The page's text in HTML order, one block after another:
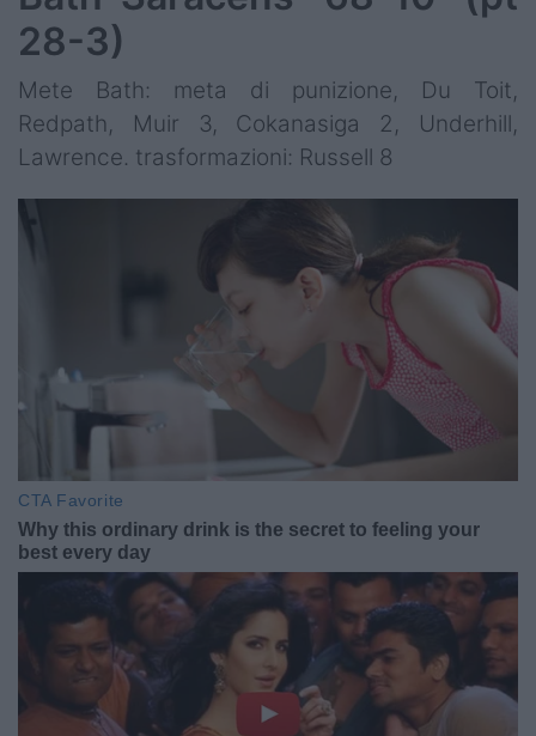
28-3)
Mete Bath: meta di punizione, Du Toit,
Redpath, Muir 3, Cokanasiga 2, Underhill,
Lawrence. trasformazioni: Russell 8